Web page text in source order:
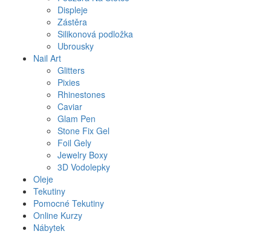
Displeje
Zástěra
Silikonová podložka
Ubrousky
Nail Art
Glitters
Pixies
Rhinestones
Caviar
Glam Pen
Stone Fix Gel
Foil Gely
Jewelry Boxy
3D Vodolepky
Oleje
Tekutiny
Pomocné Tekutiny
Online Kurzy
Nábytek